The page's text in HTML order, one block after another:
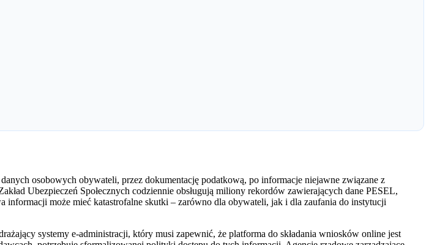
osobowych obywateli, przez dokumentację podatkową, po informacje niejawne związane z
Ubezpieczeń Społecznych codziennie obsługują miliony rekordów zawierających dane PESEL,
może mieć katastrofalne skutki – zarówno dla obywateli, jak i dla zaufania do instytucji
systemy e-administracji, który musi zapewnić, że platforma do składania wniosków online jest